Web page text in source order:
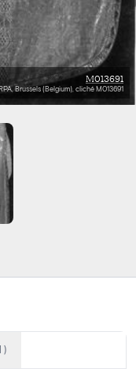
M013691
Brussels (Belgium), cliché M013691